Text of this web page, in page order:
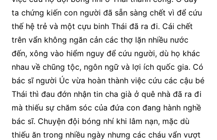
ta chứng kiến con người đã sẵn sàng chết vì để cứu
thế hệ trẻ và một cựu binh Thái đã ra đi. Cái chết
trên vẩn không ngăn cản các thợ lặn nhiều nước
đến, xông vào hiểm nguy để cứu người, dù họ khác
nhau về chũng tộc, ngôn ngữ và lợi ích quốc gia. Có
bác sĩ người Úc vừa hoàn thành việc cứu các cậu bé
Thái thì đau đớn nhận tin cha già ở quê nhà đã ra đi
mà thiếu sự chăm sóc của đứa con đang hành nghề
bác sĩ. Chuyện đội bóng nhí khi lâm nạn, mặc dù
thiếu ăn trong nhiều ngày nhưng các cháu vẩn vượt